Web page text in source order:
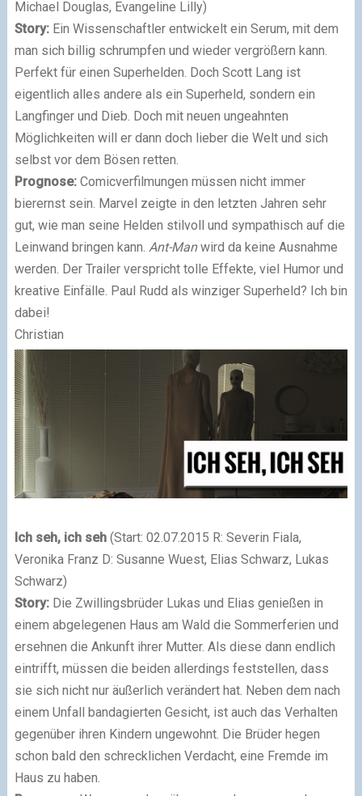
Michael Douglas, Evangeline Lilly)
Story:Ein Wissenschaftler entwickelt ein Serum, mit dem
man sich billig schrumpfen und wieder vergrößern kann.
Perfekt für einen Superhelden. Doch Scott Lang ist
eigentlich alles andere als ein Superheld, sondern ein
Langfinger und Dieb. Doch mit neuen ungeahnten
Möglichkeiten will er dann doch lieber die Welt und sich
selbst vor dem Bösen retten.
Prognose:Comicverfilmungen müssen nicht immer
bierernst sein. Marvel zeigte in den letzten Jahren sehr
gut, wie man seine Helden stilvoll und sympathisch auf die
Leinwand bringen kann. Ant-Manwird da keine Ausnahme
werden. Der Trailer verspricht tolle Effekte, viel Humor und
kreative Einfälle. Paul Rudd als winziger Superheld? Ich bin
dabei!
Christian
Ich seh, ich seh(Start: 02.07.2015 R: Severin Fiala,
Veronika Franz D: Susanne Wuest, Elias Schwarz, Lukas
Schwarz)
Story:Die Zwillingsbrüder Lukas und Elias genießen in
einem abgelegenen Haus am Wald die Sommerferien und
ersehnen die Ankunft ihrer Mutter. Als diese dann endlich
eintrifft, müssen die beiden allerdings feststellen, dass
sie sich nicht nur äußerlich verändert hat. Neben dem nach
einem Unfall bandagierten Gesicht, ist auch das Verhalten
gegenüber ihren Kindern ungewohnt. Die Brüder hegen
schon bald den schrecklichen Verdacht, eine Fremde im
Haus zu haben.